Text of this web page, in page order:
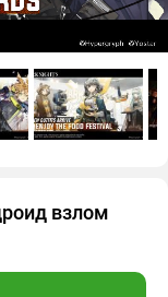
взлом